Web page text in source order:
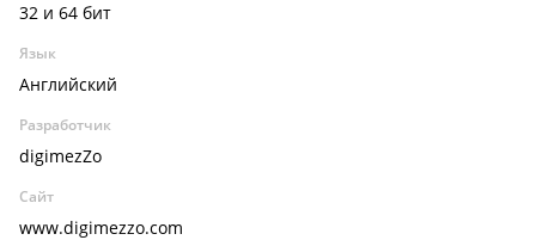
32 и 64 бит
Язык
Английский
Разработчик
digimezZo
Сайт
www.digimezzo.com